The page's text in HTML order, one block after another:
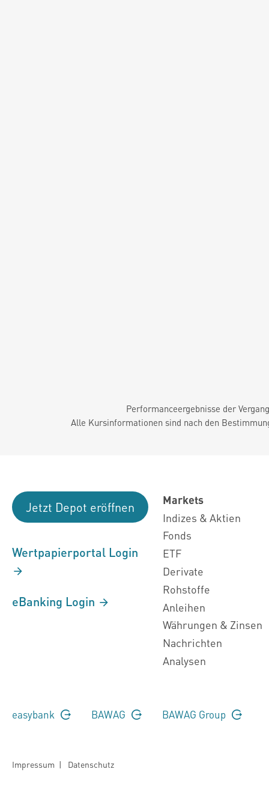
Performanceergebnisse der
Alle Kursinformationen sind nach den
Jetzt Depot eröffnen
Wertpapierportal Login
eBanking Login
Markets
Indizes & Aktien
Fonds
ETF
Derivate
Rohstoffe
Anleihen
Währungen & Zinsen
Nachrichten
Analysen
easybank BAWAG BAWAG Group
Impressum | Datenschutz